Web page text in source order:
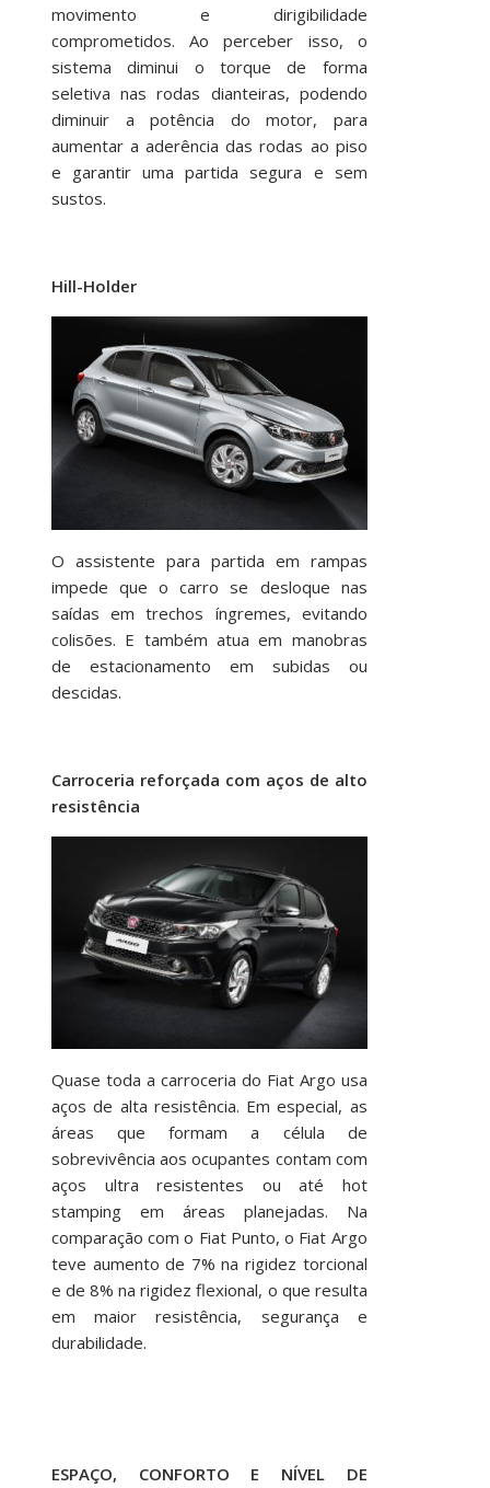
movimento e dirigibilidade
comprometidos. Ao perceber isso, o
sistema diminui o torque de forma
seletiva nas rodas dianteiras, podendo
diminuir a potência do motor, para
aumentar a aderência das rodas ao piso
e garantir uma partida segura e sem
sustos.
Hill-Holder
O assistente para partida em rampas
impede que o carro se desloque nas
saídas em trechos íngremes, evitando
colisões. E também atua em manobras
de estacionamento em subidas ou
descidas.
Carroceria reforçada com aços de alto
resistência
Quase toda a carroceria do Fiat Argo usa
aços de alta resistência. Em especial, as
áreas que formam a célula de
sobrevivência aos ocupantes contam com
aços ultra resistentes ou até hot
stamping em áreas planejadas. Na
comparação com o Fiat Punto, o Fiat Argo
teve aumento de 7% na rigidez torcional
e de 8% na rigidez flexional, o que resulta
em maior resistência, segurança e
durabilidade.
ESPAÇO, CONFORTO E NÍVEL DE